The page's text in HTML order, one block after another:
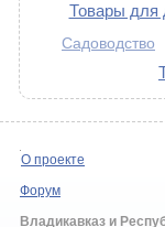
Товары для
Садоводство
О проекте
Форум
Владикавказ и